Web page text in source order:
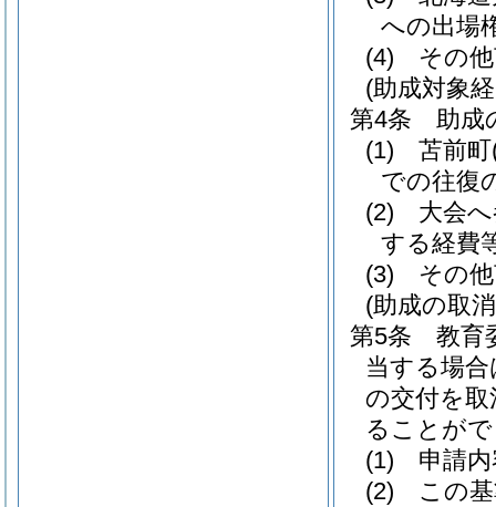
への出場
(4)
その
(助成対象
第4条
助成
(1)
苫前町
での往復
(2)
大会
する経費
(3)
その
(助成の取
第5条
教育
当する場
の交付を
ることが
(1)
申請
(2)
この